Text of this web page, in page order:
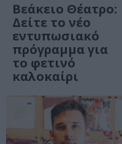
Βεάκειο Θέατρο:
Δείτε το νέο
εντυπωσιακό
πρόγραμμα για
το φετινό
καλοκαίρι